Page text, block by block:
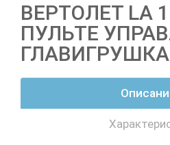
ВЕРТОЛЕТ LA
ПУЛЬТЕ
ГЛАВИГРУШКА